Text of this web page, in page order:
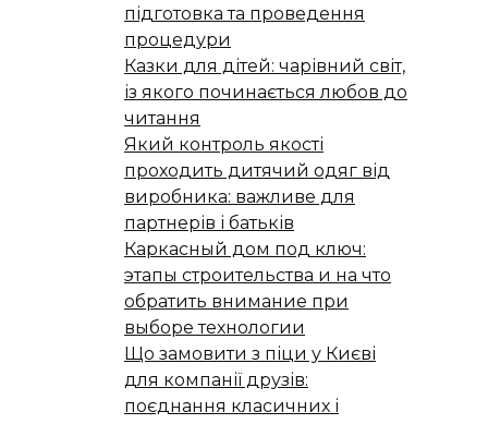
підготовка та проведення
процедури
Казки для дітей: чарівний світ,
із якого починається любов до
читання
Який контроль якості
проходить дитячий одяг від
виробника: важливе для
партнерів і батьків
Каркасный дом под ключ:
этапы строительства и на что
обратить внимание при
выборе технологии
Що замовити з піци у Києві
для компанії друзів:
поєднання класичних і